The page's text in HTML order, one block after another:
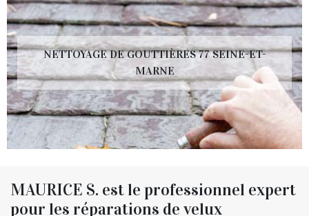
NETTOYAGE DE GOUTTIÈRES 77 SEINE-ET-
MARNE
MAURICE S. est le professionnel expert
pour les réparations de velux